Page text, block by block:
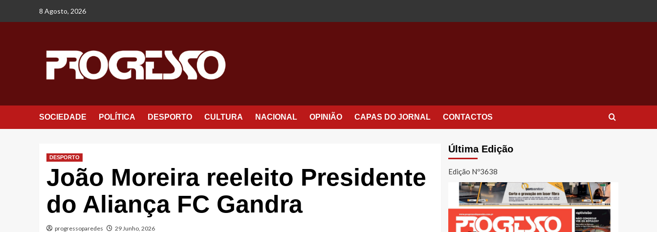
8 Agosto, 2026
SOCIEDADE POLÍTICA DESPORTO CULTURA NACIONAL OPINIÃO CAPAS DO JORNAL CONTACTOS
DESPORTO
João Moreira reeleito Presidente
do Aliança FC Gandra
progressoparedes 29 Junho, 2026
Última Edição
Edição Nº3638